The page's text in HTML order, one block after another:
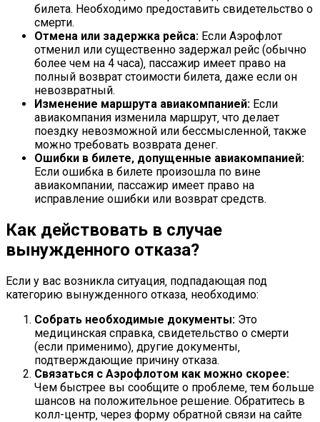
билета. Необходимо предоставить свидетельство о
смерти.
Отмена или задержка рейса: Если Аэрофлот
отменил или существенно задержал рейс (обычно
более чем на 4 часа)‚ пассажир имеет право на
полный возврат стоимости билета‚ даже если он
невозвратный.
Изменение маршрута авиакомпанией: Если
авиакомпания изменила маршрут‚ что делает
поездку невозможной или бессмысленной‚ также
можно требовать возврата денег.
Ошибки в билете‚ допущенные авиакомпанией:
Если ошибка в билете произошла по вине
авиакомпании‚ пассажир имеет право на
исправление ошибки или возврат средств.
Как действовать в случае
вынужденного отказа?
Если у вас возникла ситуация‚ подпадающая под
категорию вынужденного отказа‚ необходимо:
Собрать необходимые документы: Это
медицинская справка‚ свидетельство о смерти
(если применимо)‚ другие документы‚
подтверждающие причину отказа.
Связаться с Аэрофлотом как можно скорее:
Чем быстрее вы сообщите о проблеме‚ тем больше
шансов на положительное решение. Обратитесь в
колл-центр‚ через форму обратной связи на сайте